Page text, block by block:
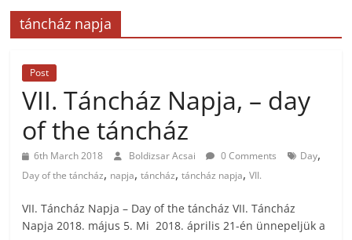
táncház napja
Post
VII. Táncház Napja, – day
of the táncház
6th March 2018 Boldizsar Acsai 0 Comments Day,
Day of the táncház, napja,táncház,táncház napja,VII.
VII. Táncház Napja – Day of the táncház VII. Táncház
Napja 2018. május 5. Mi 2018. április 21-én ünnepeljük a